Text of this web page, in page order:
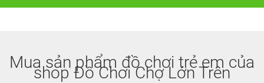
Mua sản phẩm đồ chơi trẻ em của
shop Đồ Chơi Chợ Lớn Trên